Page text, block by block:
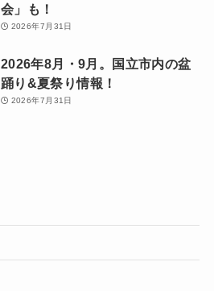
会」も！
2026年7月31日
2026年8月・9月。国立市内の盆
踊り&夏祭り情報！
2026年7月31日